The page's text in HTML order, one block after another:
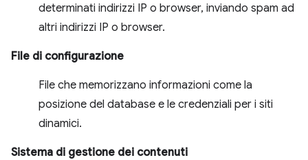
determinati indirizzi IP o browser, inviando spam ad
altri indirizzi IP o browser.
File di configurazione
File che memorizzano informazioni come la
posizione del database e le credenziali per i siti
dinamici.
Sistema di gestione dei contenuti